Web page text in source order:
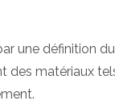
une définition
des matériaux